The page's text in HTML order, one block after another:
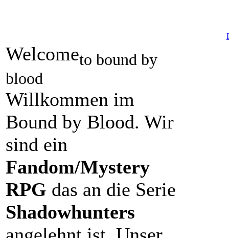
Welcometo bound by
blood
Willkommen im
Bound by Blood. Wir
sind ein
Fandom/Mystery
RPG das an die Serie
Shadowhunters